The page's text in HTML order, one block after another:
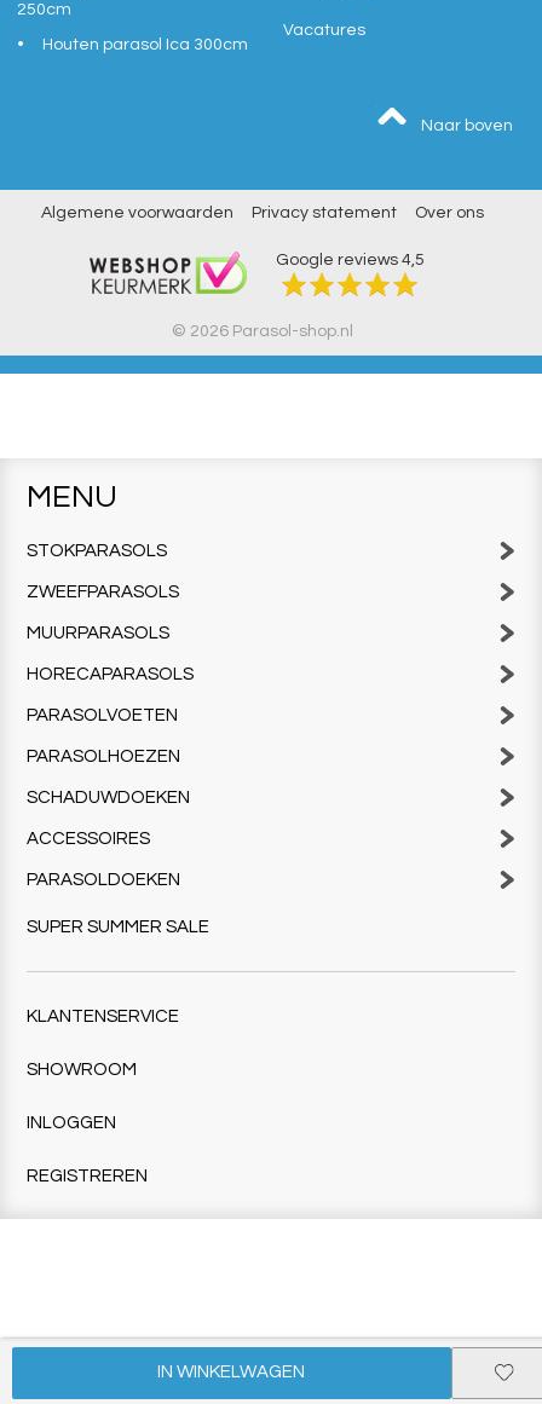
250cm
Houten parasol Ica 300cm
Vacatures
Naar boven
Algemene voorwaarden Privacy statement Over ons
Google reviews 4,5
© 2026 Parasol-shop.nl
IN WINKELWAGEN
MENU
STOKPARASOLS
ZWEEFPARASOLS
MUURPARASOLS
HORECAPARASOLS
PARASOLVOETEN
PARASOLHOEZEN
SCHADUWDOEKEN
ACCESSOIRES
PARASOLDOEKEN
SUPER SUMMER SALE
KLANTENSERVICE
SHOWROOM
INLOGGEN
REGISTREREN